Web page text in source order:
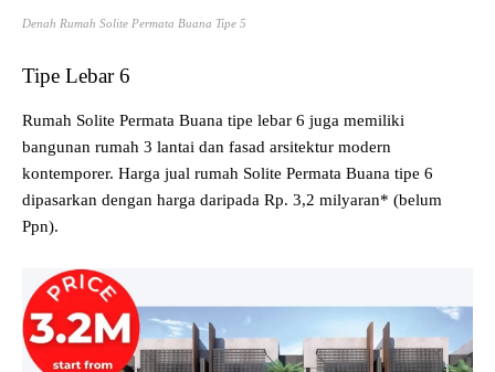
Denah Rumah Solite Permata Buana Tipe 5
Tipe Lebar 6
Rumah Solite Permata Buana tipe lebar 6 juga memiliki
bangunan rumah 3 lantai dan fasad arsitektur modern
kontemporer. Harga jual rumah Solite Permata Buana tipe 6
dipasarkan dengan harga daripada Rp. 3,2 milyaran* (belum
Ppn).